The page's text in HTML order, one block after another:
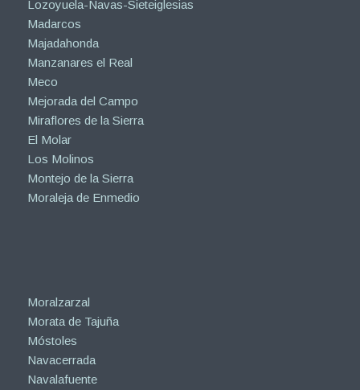
Lozoyuela-Navas-Sieteiglesias
Madarcos
Majadahonda
Manzanares el Real
Meco
Mejorada del Campo
Miraflores de la Sierra
El Molar
Los Molinos
Montejo de la Sierra
Moraleja de Enmedio
Moralzarzal
Morata de Tajuña
Móstoles
Navacerrada
Navalafuente